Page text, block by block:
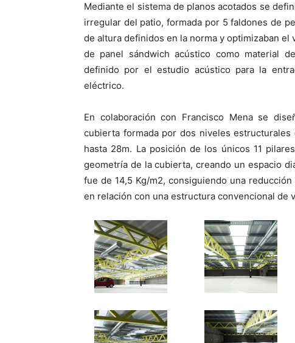
Mediante el sistema de planos acotados se
irregular del patio, formada por 5 faldones de
de altura definidos en la norma y optimizaban
de panel sándwich acústico como material
definido por el estudio acústico para la
eléctrico.
En colaboración con Francisco Mena se
cubierta formada por dos niveles
hasta 28m. La posición de los únicos 11
geometría de la cubierta, creando un espacio
fue de 14,5 Kg/m2, consiguiendo una
en relación con una estructura convencional de